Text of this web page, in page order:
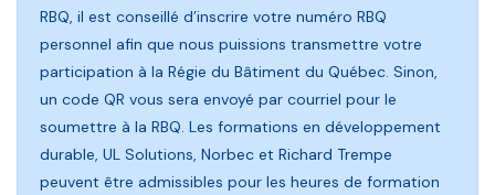
RBQ, il est conseillé d’inscrire votre numéro RBQ
personnel afin que nous puissions transmettre votre
participation à la Régie du Bâtiment du Québec. Sinon,
un code QR vous sera envoyé par courriel pour le
soumettre à la RBQ. Les formations en développement
durable, UL Solutions, Norbec et Richard Trempe
peuvent être admissibles pour les heures de formation